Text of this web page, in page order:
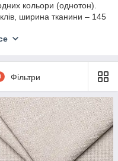
кольори (однотон).
ширина тканини – 145
телефоном. Відріз – від
перетяжки меблів,
Відправляємо матеріал
Фільтри